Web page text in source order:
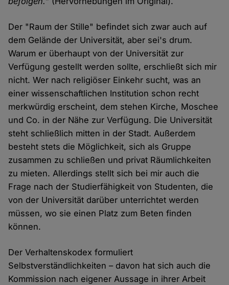
Der "Raum der Stille" befindet sich zwar auch auf
dem Gelände der Universität, aber sei's drum.
Warum er überhaupt von der Universität zur
Verfügung gestellt werden sollte, erschließt sich mir
nicht. Wer nach religiöser Einkehr sucht, was an
einer wissenschaftlichen Institution schon recht
merkwürdig erscheint, dem stehen Kirche, Moschee
und Co. in der Nähe zur Verfügung. Die Universität
steht schließlich mitten in der Stadt. Außerdem
besteht stets die Möglichkeit, sich als Gruppe
zusammen zu schließen und privat Räumlichkeiten
zu mieten. Allerdings stellt sich bei mir auch die
Frage nach der Studierfähigkeit von Studenten, die
von der Universität darüber unterrichtet werden
müssen, wo sie einen Platz zum Beten finden
können.
Der Verhaltenskodex formuliert
Selbstverständlichkeiten – davon hat sich auch die
Kommission nach eigener Aussage in ihrer Arbeit